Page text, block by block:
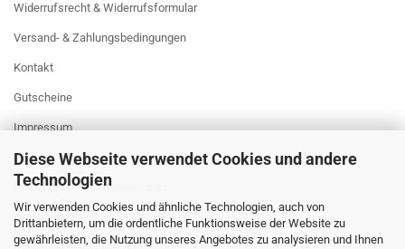
Diese Webseite verwendet Cookies und andere
Technologien
Wir verwenden Cookies und ähnliche Technologien, auch von
Drittanbietern, um die ordentliche Funktionsweise der Website zu
gewährleisten, die Nutzung unseres Angebotes zu analysieren und Ihnen
Widerrufsrecht & Widerrufsformular
Versand- & Zahlungsbedingungen
Kontakt
Gutscheine
Impressum
AGB
Privatsphäre und Datenschutz
Datenschutzerklärung DSGVO